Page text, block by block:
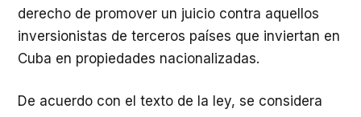
derecho de promover un juicio contra aquellos
inversionistas de terceros países que inviertan en
Cuba en propiedades nacionalizadas.
De acuerdo con el texto de la ley, se considera